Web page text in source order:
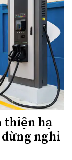
thiện hạ
nghỉ